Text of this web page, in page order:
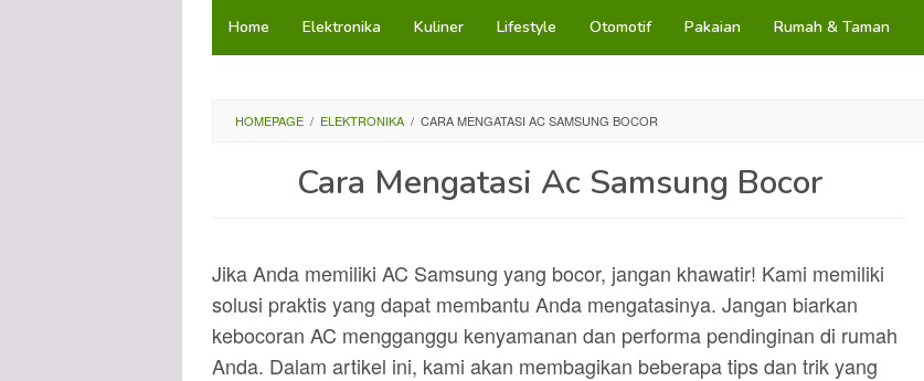
LoncatHome Elektronika Kuliner Lifestyle Otomotif Pakaian Rumah & Taman
HOMEPAGE / ELEKTRONIKA / CARA MENGATASI AC SAMSUNG BOCOR
Cara Mengatasi Ac Samsung Bocor
Jika Anda memiliki AC Samsung yang bocor, jangan khawatir! Kami memiliki
solusi praktis yang dapat membantu Anda mengatasinya. Jangan biarkan
kebocoran AC mengganggu kenyamanan dan performa pendinginan di rumah
Anda. Dalam artikel ini, kami akan membagikan beberapa tips dan trik yang